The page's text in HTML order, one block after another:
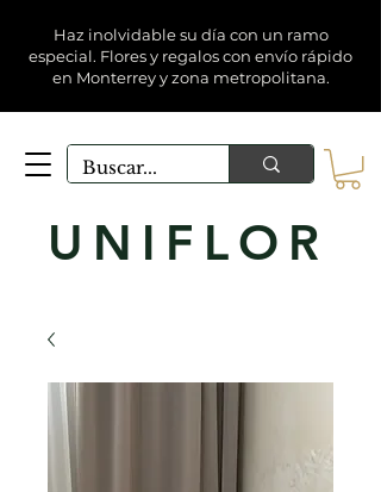
Haz inolvidable su día con un ramo
especial. Flores y regalos con envío rápido
en Monterrey y zona metropolitana.
UNIFLOR